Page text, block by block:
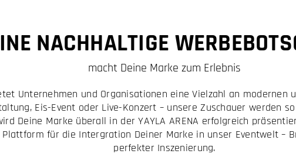
NACHHALTIGE
macht Deine Marke zum Erlebnis
Unternehmen und Organisationen eine Vielzahl an modernen
Eis-Event oder Live-Konzert – unsere Zuschauer werden
Deine Marke überall in der YAYLA ARENA erfolgreich
für die Intergration Deiner Marke in unser Eventwelt –
perfekter Inszenierung.